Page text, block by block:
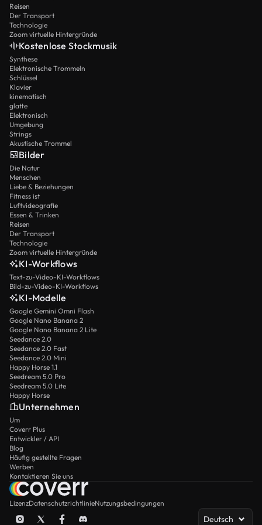
Reisen
Der Transport
Technologie
Zoom virtuelle Hintergründe
Kostenlose Stockmusik
Synthese
Elektronische Trommeln
Schlüssel
Klavier
kinematisch
glatte
Elektronisch
Umgebung
Strings
Akustische Trommel
Bilder
Die Natur
Menschen
Liebe & Beziehungen
Fitness ist
Luftvideografie
Essen & Trinken
Reisen
Der Transport
Technologie
Zoom virtuelle Hintergründe
KI-Workflows
Text-zu-Video-KI-Workflows
Bild-zu-Video-KI-Workflows
KI-Modelle
Google Gemini Omni Flash
Google Nano Banana 2
Google Nano Banana 2 Lite
Seedance 2.0
Seedance 2.0 Fast
Seedance 2.0 Mini
Happy Horse 1.1
Seedream 5.0 Pro
Seedream 5.0 Lite
Happy Horse
Unternehmen
Um
Coverr Plus
Entwickler / API
Blog
Häufig gestellte Fragen
Werben
Kontaktieren Sie uns
LizenzDatenschutzrichtlinieNutzungsbedingungen
Deutsch